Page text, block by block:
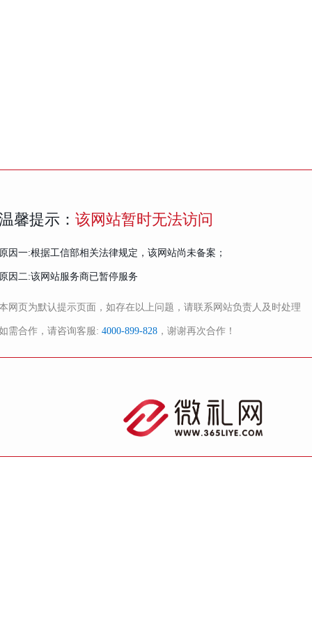
馨提示： 该网站暂时无法访问
因一:根据工信部相关法律规定，该网站尚未备案；
因二:该网站服务商已暂停服务
网页为默认提示页面，如存在以上问题，请联系网站负责人及时处理
需合作，请咨询客服: 4000-899-828 ，谢谢再次合作！